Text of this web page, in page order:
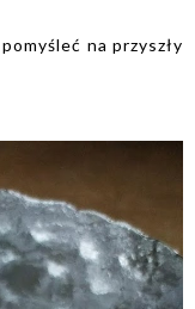
na przyszły